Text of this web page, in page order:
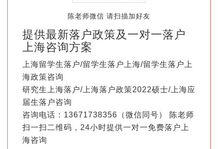
陈老师微信 请扫描加好友
提供最新落户政策及一对一落户
上海咨询方案
上海留学生落户/留学生落户上海/留学生落户上
海政策咨询
研究生上海落户/上海落户政策2022硕士/上海应
届生落户咨询
咨询电话：13671738356（微信同号） 陈老师
扫一扫二维码，24小时提供一对一免费落户上
海咨询